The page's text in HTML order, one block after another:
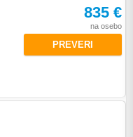
835 €
na osebo
PREVERI